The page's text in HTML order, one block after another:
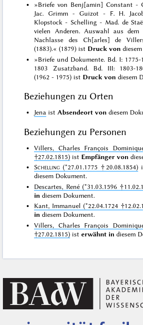
»Briefe von Benj[amin] Constant -
Jac. Grimm - Guizot - F. H.
Klopstock - Schelling - Mad. de
vielen Anderen. Auswahl aus dem
Nachlasse des Ch[arles] de
(1883).« (1879) ist Druck von
»Briefe und Dokumente. Bd. I: 1775-
1803 Zusatzband. Bd. III: 1803-
(1962 - 1975) ist Druck von diesem
Beziehungen zu Orten
Jena ist Absendeort von diesem
Beziehungen zu Personen
Villers, Charles François
†27.02.1815) ist Empfänger von
Schelling (*27.01.1775 †20.08.1854)
diesem Dokument.
Descartes, René (*31.03.1596
in diesem Dokument.
Kant, Immanuel (*22.04.1724
in diesem Dokument.
Villers, Charles François
†27.02.1815) isterwähnt in diesem